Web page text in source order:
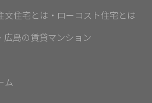
文住宅とは・ローコスト住宅とは
広島の賃貸マンション
ム